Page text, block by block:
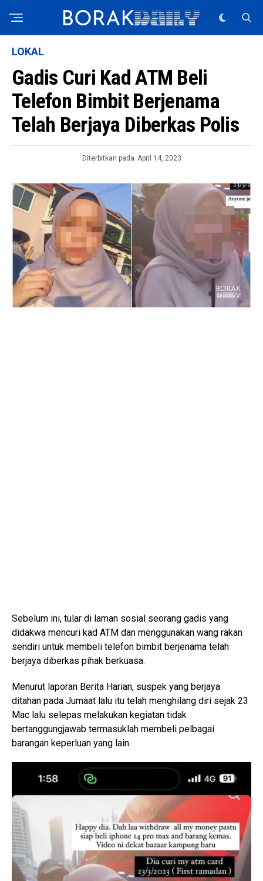
LOKAL
Gadis Curi Kad ATM Beli
Telefon Bimbit Berjenama
Telah Berjaya Diberkas Polis
Diterbitkan pada April 14, 2023
Sebelum ini, tular di laman sosial seorang gadis yang
didakwa mencuri kad ATM dan menggunakan wang rakan
sendiri untuk membeli telefon bimbit berjenama telah
berjaya diberkas pihak berkuasa.
Menurut laporan Berita Harian, suspek yang berjaya
ditahan pada Jumaat lalu itu telah menghilang diri sejak 23
Mac lalu selepas melakukan kegiatan tidak
bertanggungjawab termasuklah membeli pelbagai
barangan keperluan yang lain.